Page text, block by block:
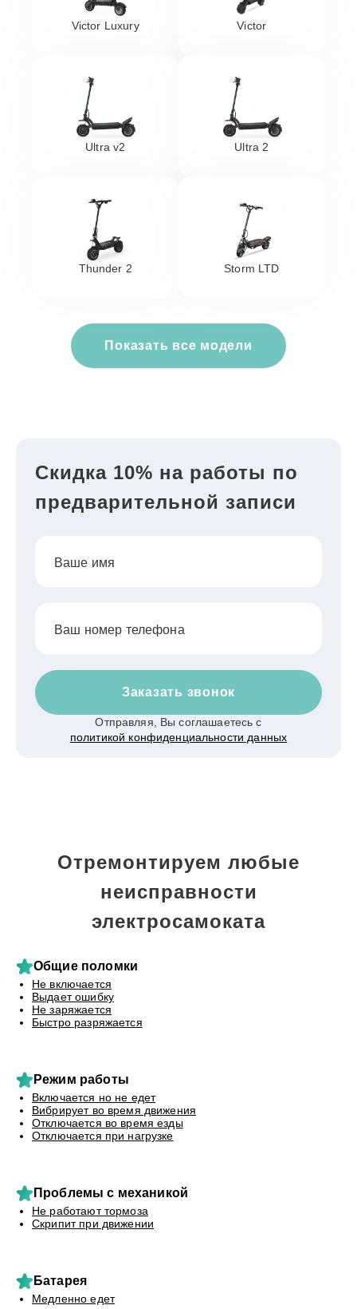
Victor Luxury Victor
Ultra v2 Ultra 2
Thunder 2 Storm LTD
Показать все модели
Скидка 10% на работы по
предварительной записи
Ваше имя
Ваш номер телефона
Заказать звонок
Отправляя, Вы соглашаетесь с
политикой конфиденциальности данных
Отремонтируем любые
неисправности
электросамоката
Общие поломки
Не включается
Выдает ошибку
Не заряжается
Быстро разряжается
Режим работы
Включается но не едет
Вибрирует во время движения
Отключается во время езды
Отключается при нагрузке
Проблемы с механикой
Не работают тормоза
Скрипит при движении
Батарея
Медленно едет